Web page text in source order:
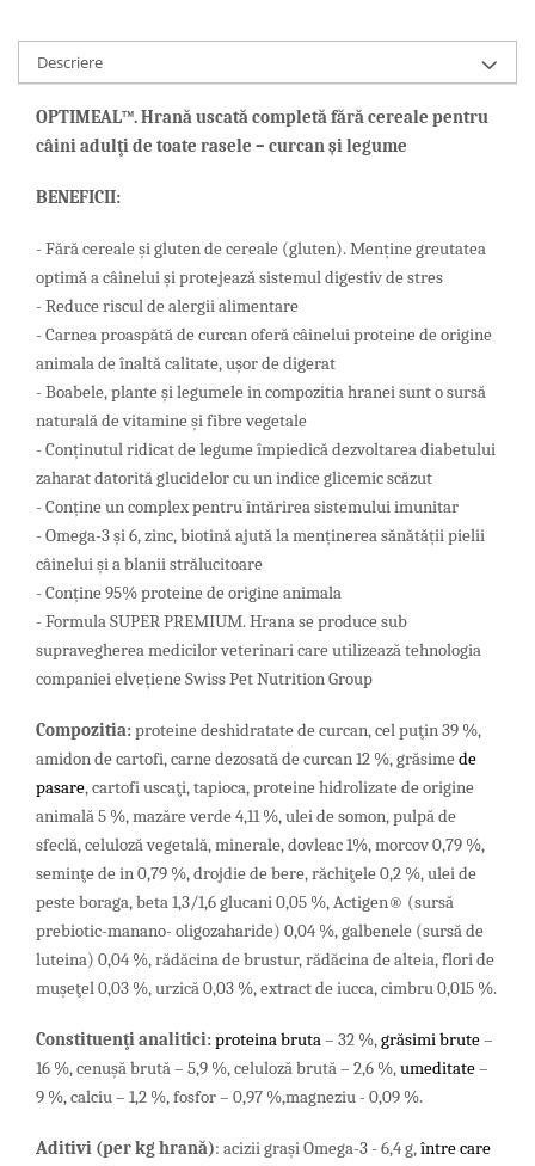
Descriere
OPTIMEAL™. Hrană uscată completă fără cereale pentru
câini adulţi de toate rasele – curcanşi legume
BENEFICII:
- Fără cereale și gluten de cereale (gluten). Menține greutatea
optimă a câinelui și protejează sistemul digestiv de stres
- Reduce riscul de alergii alimentare
- Carnea proaspătă de curcan oferă câinelui proteine de origine ​​
animala de înaltă calitate, ușor de digerat
- Boabele, plante și legumele in compozitia hranei sunt o sursă
naturală de vitamine și fibre vegetale
- Conținutul ridicat de legume împiedică dezvoltarea diabetului
zaharat datorită glucidelor cu un indice glicemic scăzut
- Conține un complex pentru întărirea sistemului imunitar
- Omega-3 și 6, zinc, biotină ajută la menținerea sănătății pielii
câinelui și a blanii strălucitoare
- Conține 95% proteine de origine ​​animala
- Formula SUPER PREMIUM. Hrana se produce sub
supravegherea medicilor veterinari care utilizează tehnologia
companiei elvețiene Swiss Pet Nutrition Group
Compozitia:proteine deshidratate de curcan, cel puţin 39 %,
amidon de cartofi, carne dezosată de curcan 12 %, grăsimede
pasare, cartofi uscaţi, tapioca, proteine hidrolizate de origine
animală 5 %, mazăre verde 4,11 %, ulei de somon, pulpă de
sfeclă, celuloză vegetală, minerale, dovleac 1%, morcov 0,79 %,
seminţe de in 0,79 %, drojdie de bere, răchiţele 0,2 %, ulei de
peste boraga, beta 1,3/1,6 glucani 0,05 %, Actigen® (sursă
prebiotic-manano- oligozaharide) 0,04 %, galbenele (sursă de
luteina) 0,04 %, rădăcina de brustur, rădăcina de alteia, flori de
muşeţel 0,03 %, urzică 0,03 %, extract de iucca, cimbru 0,015 %.
Constituenţi analitici:proteina bruta– 32 %,grăsimi brute–
16 %,cenuşă brută – 5,9 %, celuloză brută – 2,6 %,umeditate–
9 %, calciu – 1,2 %, fosfor – 0,97 %,magneziu - 0,09 %.
Aditivi (perkg hrană): acizii graşi Omega-3 - 6,4 g,între care